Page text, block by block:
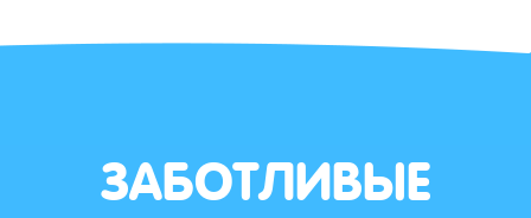
ЗАБОТЛИВЫЕ